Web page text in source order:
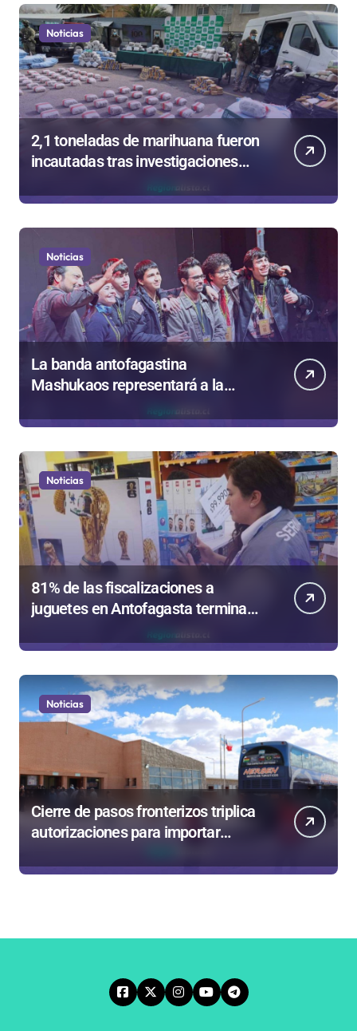
Noticias
2,1 toneladas de marihuana fueron
incautadas tras investigaciones
Noticias
La banda antofagastina
Mashukaos representará a la
de Valparaíso
Noticias
81% de las fiscalizaciones a
juguetes en Antofagasta termina
en sumarios sanitarios
Noticias
Cierre de pasos fronterizos triplica
autorizaciones para importar